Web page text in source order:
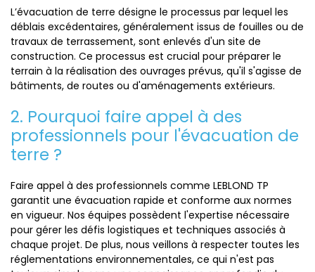
L’évacuation de terre désigne le processus par lequel les
déblais excédentaires, généralement issus de fouilles ou de
travaux de terrassement, sont enlevés d'un site de
construction. Ce processus est crucial pour préparer le
terrain à la réalisation des ouvrages prévus, qu'il s'agisse de
bâtiments, de routes ou d'aménagements extérieurs.
2. Pourquoi faire appel à des
professionnels pour l'évacuation de
terre ?
Faire appel à des professionnels comme LEBLOND TP
garantit une évacuation rapide et conforme aux normes
en vigueur. Nos équipes possèdent l'expertise nécessaire
pour gérer les défis logistiques et techniques associés à
chaque projet. De plus, nous veillons à respecter toutes les
réglementations environnementales, ce qui n'est pas